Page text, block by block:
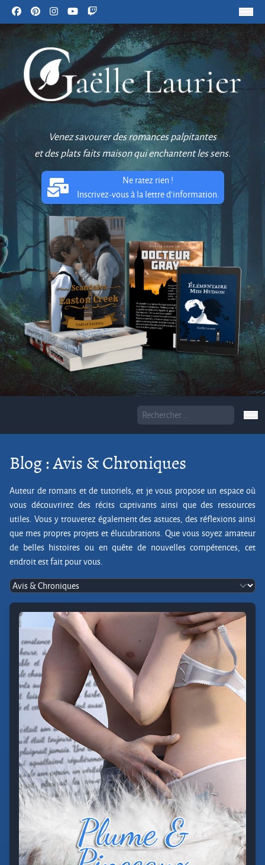
Venez savourer des romances palpitantes
et des plats faits maison qui enchantent les sens.
Ne ratez rien !
Inscrivez-vous à la lettre d'information.
Blog : Avis & Chroniques
Auteur de romans et de tutoriels, et je vous propose un espace où
vous découvrirez des récits captivants ainsi que des ressources
utiles. Vous y trouverez également des astuces, des réflexions ainsi
que mes propres projets et élucubrations. Que vous soyez amateur
de belles histoires ou en quête de nouvelles compétences, cet
endroit est fait pour vous.